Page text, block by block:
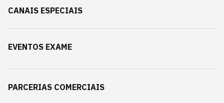
CANAIS ESPECIAIS
EVENTOS EXAME
PARCERIAS COMERCIAIS